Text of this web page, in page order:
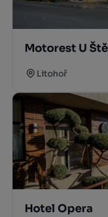
Motorest U
Litohoř
Hotel Opera